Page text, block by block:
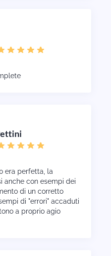
era perfetta, la
anche con esempi dei
di un corretto
di "errori" accaduti
a proprio agio